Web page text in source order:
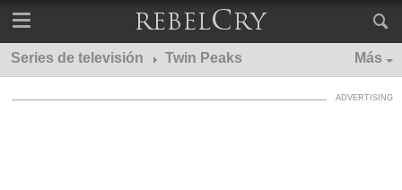
Series de televisión Twin Peaks Más